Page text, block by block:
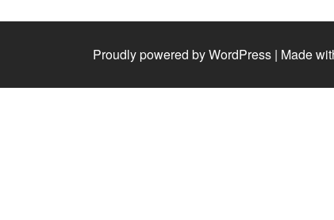
Proudly powered by WordPress | Made